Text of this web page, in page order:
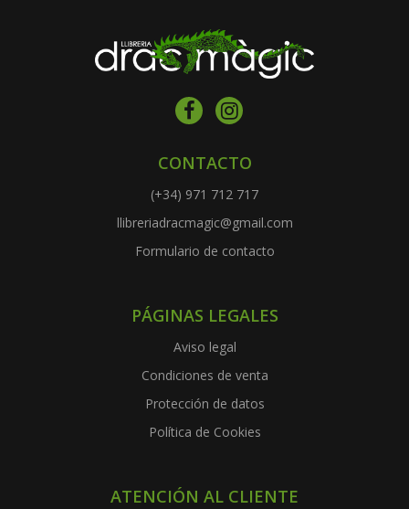
CONTACTO
(+34) 971 712 717
llibreriadracmagic@gmail.com
Formulario de contacto
PÁGINAS LEGALES
Aviso legal
Condiciones de venta
Protección de datos
Política de Cookies
ATENCIÓN AL CLIENTE